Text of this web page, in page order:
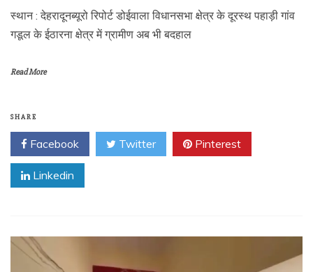
स्थान : देहरादूनब्यूरो रिपोर्ट डोईवाला विधानसभा क्षेत्र के दूरस्थ पहाड़ी गांव
गडूल के ईठारना क्षेत्र में ग्रामीण अब भी बदहाल
Read More
SHARE
Facebook Twitter Pinterest
Linkedin